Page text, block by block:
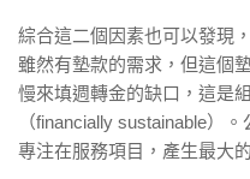
綜合這二個因素也可以發現
雖然有墊款的需求，但這個
慢來填週轉金的缺口，這是
（financially sustainable）
專注在服務項目，產生最大